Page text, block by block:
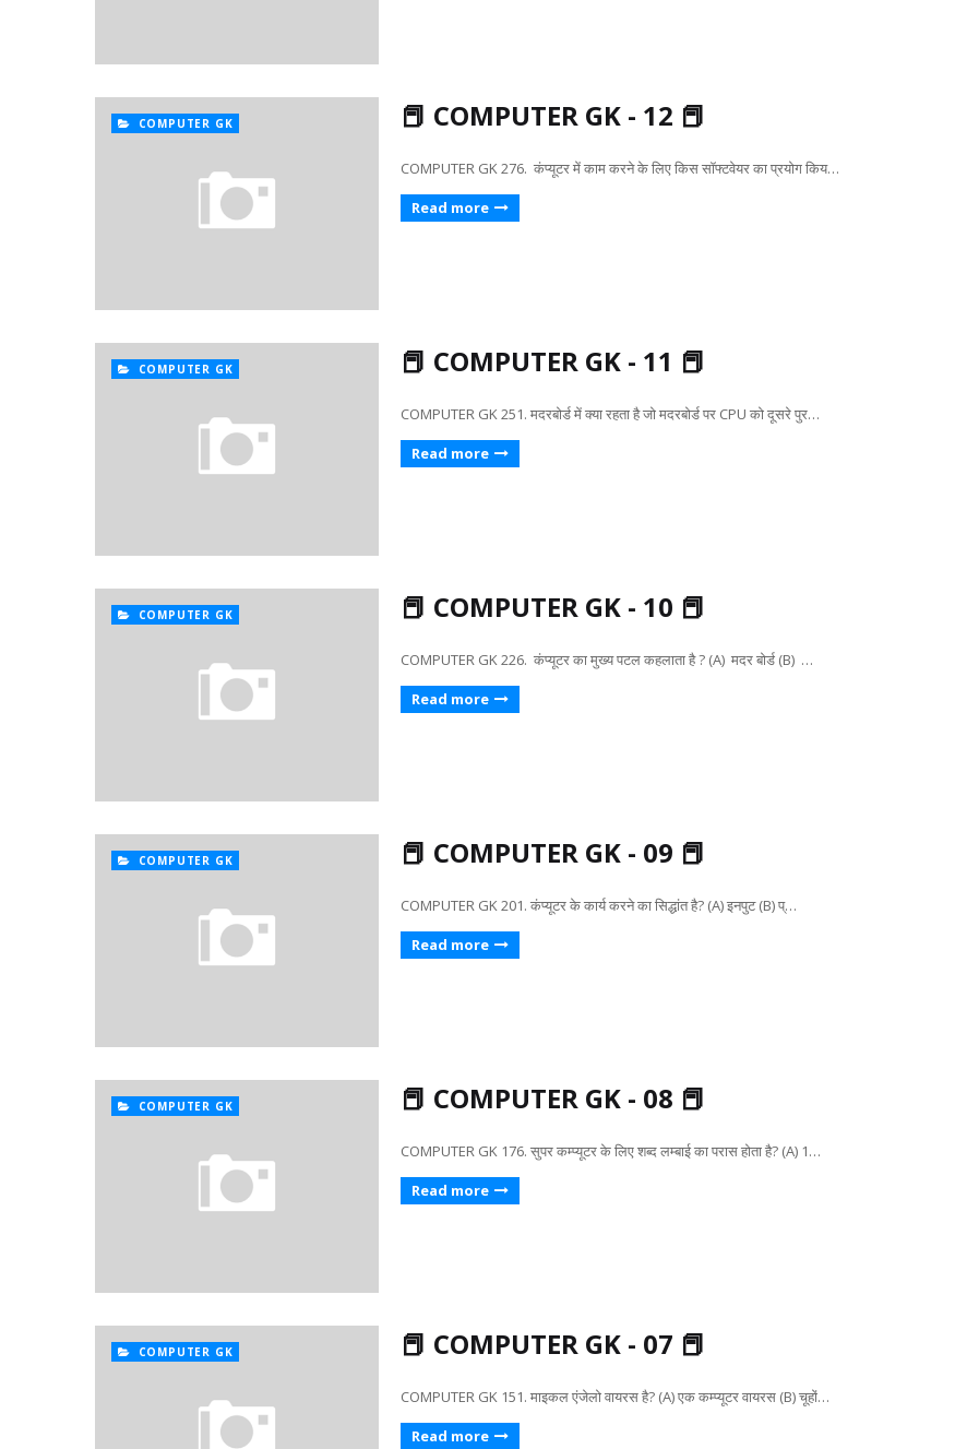
COMPUTER GK 📕 COMPUTER GK - 12 📕
COMPUTER GK 276. कंप्यूटर में काम करने के लिए किस सॉफ्टवेयर का प्रयोग किय…
Read more
COMPUTER GK 📕 COMPUTER GK - 11 📕
COMPUTER GK 251. मदरबोर्ड में क्या रहता है जो मदरबोर्ड पर CPU को दूसरे पुर…
Read more
COMPUTER GK 📕 COMPUTER GK - 10 📕
COMPUTER GK 226. कंप्यूटर का मुख्य पटल कहलाता है ? (A) मदर बोर्ड (B) …
Read more
COMPUTER GK 📕 COMPUTER GK - 09 📕
COMPUTER GK 201. कंप्यूटर के कार्य करने का सिद्धांत है? (A) इनपुट (B) प्…
Read more
COMPUTER GK 📕 COMPUTER GK - 08 📕
COMPUTER GK 176. सुपर कम्प्यूटर के लिए शब्द लम्बाई का परास होता है? (A) 1…
Read more
COMPUTER GK 📕 COMPUTER GK - 07 📕
COMPUTER GK 151. माइकल एंजेलो वायरस है? (A) एक कम्प्यूटर वायरस (B) चूहों…
Read more